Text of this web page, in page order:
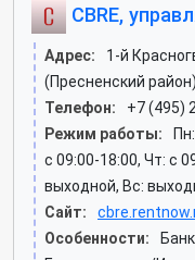
CBRE,
Адрес:
1-й
(Пресненский район)
Телефон:
+7 (495)
Режим работы:
c 09:00-18:00, Чт: c
выходной, Вс:
Сайт:
Особенности: